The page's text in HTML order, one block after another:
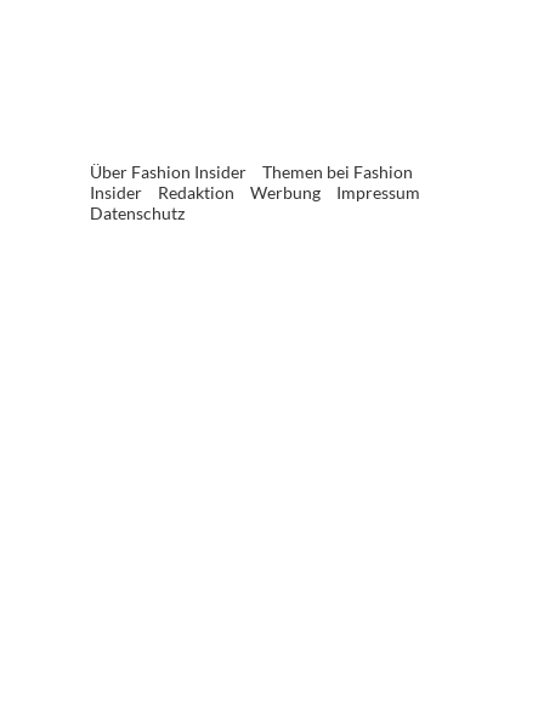
Über Fashion Insider
Themen bei Fashion
Insider
Redaktion Werbung
Impressum
Datenschutz